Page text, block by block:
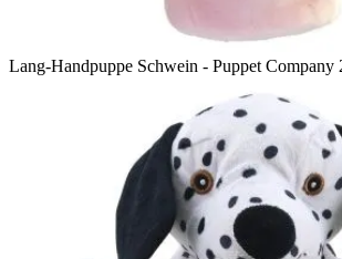
Lang-Handpuppe Schwein - Puppet Company